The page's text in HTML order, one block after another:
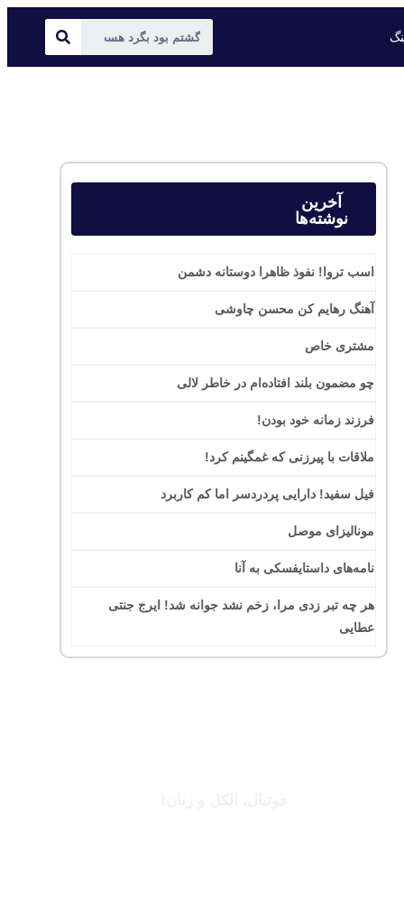
آخرین
نوشته‌ها
اسب تروا! نفوذ ظاهرا دوستانه دشمن
آهنگ رهایم کن محسن چاوشی
مشتری خاص
چو مضمون بلند افتاده‌ام در خاطر لالی
فرزند زمانه خود بودن!
ملاقات با پیرزنی که غمگینم کرد!
فیل سفید! دارایی پردردسر اما کم کاربرد
مونالیزای موصل
نامه‌های داستایفسکی به آنا
هر چه تبر زدی مرا، زخم نشد جوانه شد! ایرج جنتی
عطایی